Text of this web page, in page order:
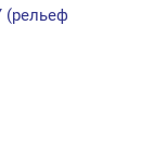
(рельеф